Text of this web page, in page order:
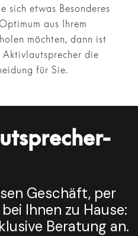
sich etwas Besonderes
aus Ihrem
möchten, dann ist
die
für Sie.
Geschäft, per
Ihnen zu Hause:
Beratung an.